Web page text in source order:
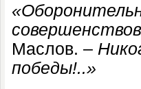
Маслов. – Н
победы!..»